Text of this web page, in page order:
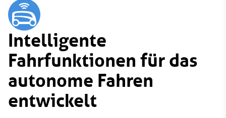
Intelligente
Fahrfunktionen für das
autonome Fahren
entwickelt